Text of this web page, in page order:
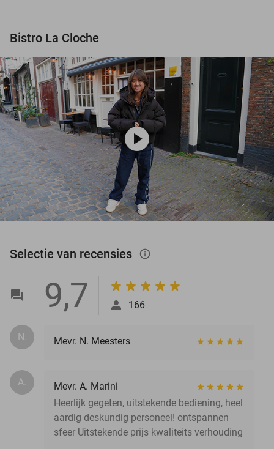
Bistro La Cloche
play_circle
Selectie van recensies info_outlined
9,7 166
N. Mevr. N. Meesters
A.
Mevr. A. Marini
Heerlijk gegeten, uitstekende bediening, heel
aardig deskundig personeel! ontspannen
sfeer Uitstekende prijs kwaliteits verhouding